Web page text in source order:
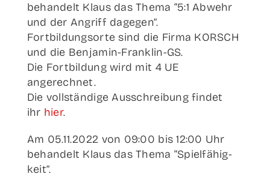
behan­delt Klaus das The­ma “5:1 Abwehr
und der Angriff dagegen”.
Fort­bil­dungs­or­te sind die Fir­ma KORSCH
und die Benjamin-Franklin-GS.
Die Fort­bil­dung wird mit 4 UE
angerechnet.
Die voll­stän­di­ge Aus­schrei­bung fin­det
ihr hier.
Am 05.11.2022 von 09:00 bis 12:00 Uhr
behan­delt Klaus das The­ma “Spiel­fä­hig­
keit”.